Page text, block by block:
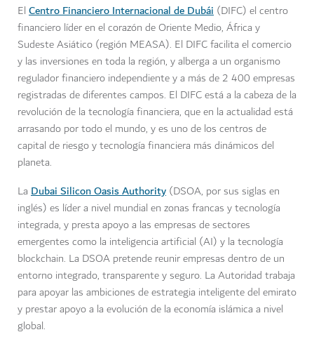
El Centro Financiero Internacional de Dubái (DIFC) el centro
financiero líder en el corazón de Oriente Medio, África y
Sudeste Asiático (región MEASA). El DIFC facilita el comercio
y las inversiones en toda la región, y alberga a un organismo
regulador financiero independiente y a más de 2 400 empresas
registradas de diferentes campos. El DIFC está a la cabeza de la
revolución de la tecnología financiera, que en la actualidad está
arrasando por todo el mundo, y es uno de los centros de
capital de riesgo y tecnología financiera más dinámicos del
planeta.
La Dubai Silicon Oasis Authority (DSOA, por sus siglas en
inglés) es líder a nivel mundial en zonas francas y tecnología
integrada, y presta apoyo a las empresas de sectores
emergentes como la inteligencia artificial (AI) y la tecnología
blockchain. La DSOA pretende reunir empresas dentro de un
entorno integrado, transparente y seguro. La Autoridad trabaja
para apoyar las ambiciones de estrategia inteligente del emirato
y prestar apoyo a la evolución de la economía islámica a nivel
global.